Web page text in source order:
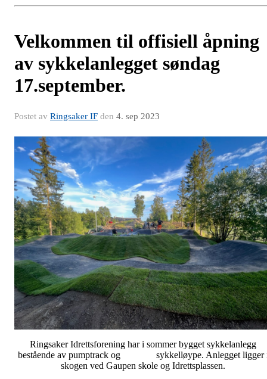
Velkommen til offisiell åpning
av sykkelanlegget søndag
17.september.
Postet av Ringsaker IF den 4. sep 2023
Ringsaker Idrettsforening har i sommer bygget sykkelanlegg
bestående av pumptrack og sykkelløype. Anlegget ligger
skogen ved Gaupen skole og Idrettsplassen.